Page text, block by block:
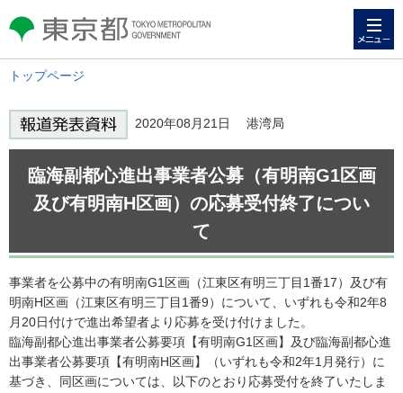
東京都 TOKYO METROPOLITAN
GOVERNMENT
トップページ
2020年08月21日 港湾局
臨海副都心進出事業者公募（有明南G1区画
及び有明南H区画）の応募受付終了につい
て
事業者を公募中の有明南G1区画（江東区有明三丁目1番17）及び有
明南H区画（江東区有明三丁目1番9）について、いずれも令和2年8
月20日付けで進出希望者より応募を受け付けました。
臨海副都心進出事業者公募要項【有明南G1区画】及び臨海副都心進
出事業者公募要項【有明南H区画】（いずれも令和2年1月発行）に
基づき、同区画については、以下のとおり応募受付を終了いたしま